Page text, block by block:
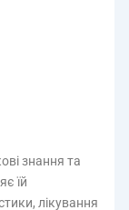
знання та
їй
лікування